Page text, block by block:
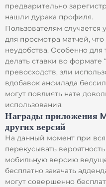
предварительно
нашли дурака профиля.
Пользователям случается
для просмотра матчей,
неудобства. Особенно для
делать ставки во формате
превосходств, зли
вдобавок анфилада
могут повлиять нате
использования.
Награды приложения
других версий
На данный момент при
перекусывать
мобильную версию
бесплатно закачать
могут совершенно